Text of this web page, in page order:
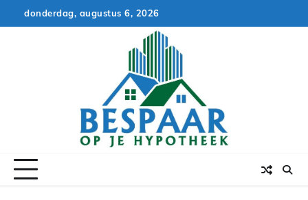
to
donderdag, augustus 6, 2026